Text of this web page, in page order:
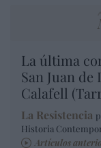
La última
San Juan de
Calafell
La Resistencia
Historia
Artículos